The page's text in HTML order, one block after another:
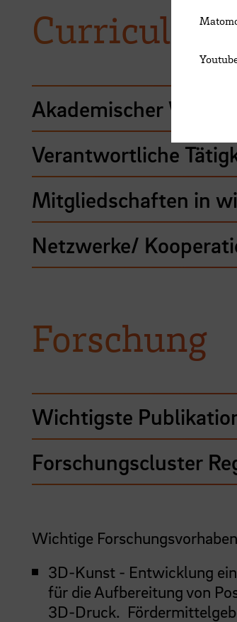
Curriculum
Akademischer
Verantwortliche
Mitgliedschaften in
Netzwerke/
Forschung
Wichtigste
Forschungscluster
Wichtige
3D-Kunst - Entwicklung
für die Aufbereitung von
3D-Druck.